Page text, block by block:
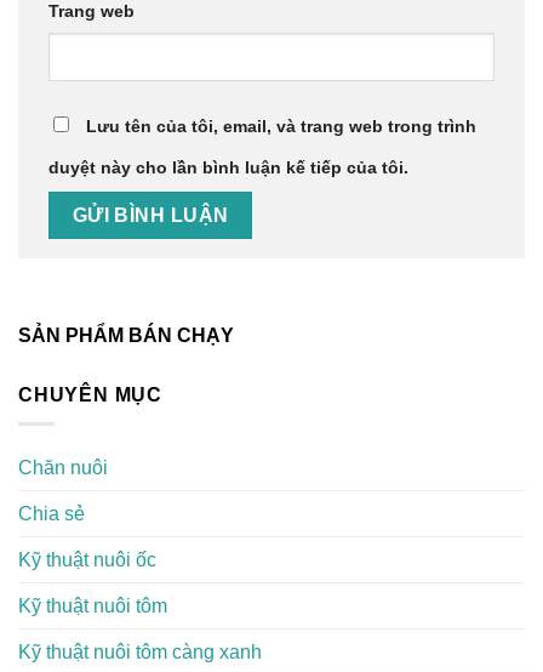
Trang web
Lưu tên của tôi, email, và trang web trong trình
duyệt này cho lần bình luận kế tiếp của tôi.
SẢN PHẨM BÁN CHẠY
CHUYÊN MỤC
Chăn nuôi
Chia sẻ
Kỹ thuật nuôi ốc
Kỹ thuật nuôi tôm
Kỹ thuật nuôi tôm càng xanh